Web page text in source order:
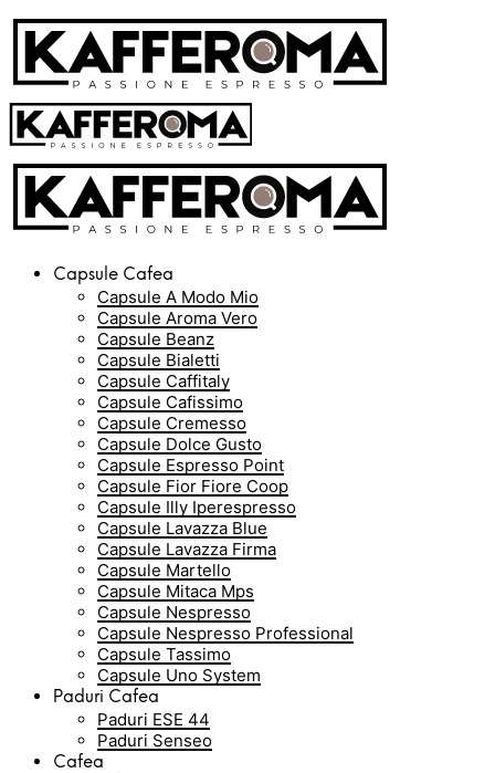
Capsule Cafea
Capsule A Modo Mio
Capsule Aroma Vero
Capsule Beanz
Capsule Bialetti
Capsule Caffitaly
Capsule Cafissimo
Capsule Cremesso
Capsule Dolce Gusto
Capsule Espresso Point
Capsule Fior Fiore Coop
Capsule Illy Iperespresso
Capsule Lavazza Blue
Capsule Lavazza Firma
Capsule Martello
Capsule Mitaca Mps
Capsule Nespresso
Capsule Nespresso Professional
Capsule Tassimo
Capsule Uno System
Paduri Cafea
Paduri ESE 44
Paduri Senseo
Cafea